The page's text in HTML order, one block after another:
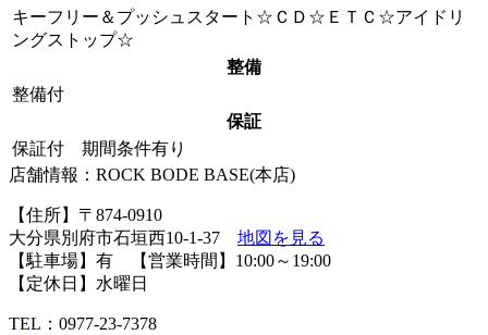
キーフリー＆プッシュスタート☆ＣＤ☆ＥＴＣ☆アイドリ
ングストップ☆
整備
整備付
保証
保証付 期間条件有り
店舗情報：ROCK BODE BASE(本店)
【住所】〒874-0910
大分県別府市石垣西10-1-37 地図を見る
【駐車場】有 【営業時間】10:00～19:00
【定休日】水曜日
TEL：0977-23-7378